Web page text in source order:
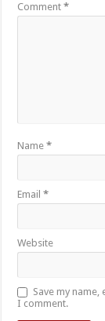
Comment*
Name*
Email*
Website
Save my
I comment.